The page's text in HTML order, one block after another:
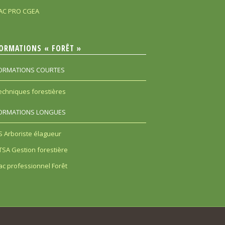
PRO CGEA
« FORÊT »
COURTES
forestières
LONGUES
Arboriste élagueur
Gestion forestière
professionnel Forêt